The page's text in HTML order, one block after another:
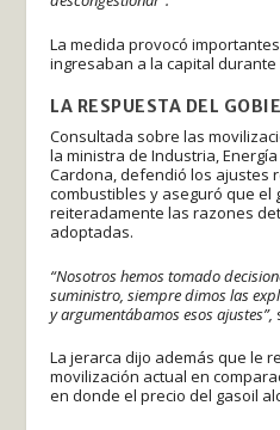
La medida provocó
ingresaban a la capital
LA RESPUESTA DEL
Consultada sobre las
la ministra de Industria,
Cardona, defendió los ajustes
combustibles y aseguró que el
reiteradamente las razones
adoptadas.
“Nosotros hemos tomado
suministro, siempre dimos las
y argumentábamos esos ajustes”,
La jerarca dijo además que le
movilización actual en
en donde el precio del gasoil